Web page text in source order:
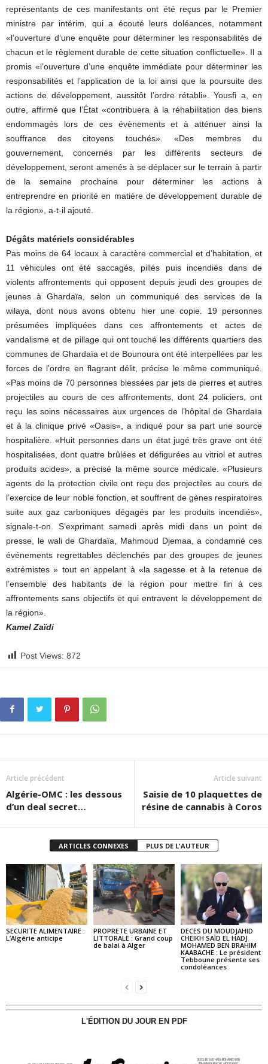
représentants de ces manifestants ont été reçus par le Premier
ministre par intérim, qui a écouté leurs doléances, notamment
«l’ouverture d’une enquête pour déterminer les responsabilités de
chacun et le règlement durable de cette situation conflictuelle». Il a
promis «l’ouverture d’une enquête immédiate pour déterminer les
responsabilités et l’application de la loi ainsi que la poursuite des
actions de développement, aussitôt l’ordre rétabli». Yousfi a, en
outre, affirmé que l’État «contribuera à la réhabilitation des biens
endommagés lors de ces évènements et à atténuer ainsi la
souffrance des citoyens touchés». «Des membres du
gouvernement, concernés par les différents secteurs de
développement, seront amenés à se déplacer sur le terrain à partir
de la semaine prochaine pour déterminer les actions à
entreprendre en priorité en matière de développement durable de
la région», a-t-il ajouté.
Dégâts matériels considérables
Pas moins de 64 locaux à caractère commercial et d’habitation, et
11 véhicules ont été saccagés, pillés puis incendiés dans de
violents affrontements qui opposent depuis jeudi des groupes de
jeunes à Ghardaïa, selon un communiqué des services de la
wilaya, dont nous avons obtenu hier une copie. 19 personnes
présumées impliquées dans ces affrontements et actes de
vandalisme et de pillage qui ont touché les différents quartiers des
communes de Ghardaïa et de Bounoura ont été interpellées par les
forces de l’ordre en flagrant délit, précise le même communiqué.
«Pas moins de 70 personnes blessées par jets de pierres et autres
projectiles au cours de ces affrontements, dont 24 policiers, ont
reçu les soins nécessaires aux urgences de l’hôpital de Ghardaïa
et à la clinique privé «Oasis», a indiqué pour sa part une source
hospitalière. «Huit personnes dans un état jugé très grave ont été
hospitalisées, dont quatre brûlées et défigurées au vitriol et autres
produits acides», a précisé la même source médicale. «Plusieurs
agents de la protection civile ont reçu des projectiles au cours de
l’exercice de leur noble fonction, et souffrent de gènes respiratoires
suite aux gaz carboniques dégagés par les produits incendiés»,
signale-t-on. S’exprimant samedi après midi dans un point de
presse, le wali de Ghardaïa, Mahmoud Djemaa, a condamné ces
événements regrettables déclenchés par des groupes de jeunes
extrémistes » tout en appelant à «la sagesse et à la retenue de
l’ensemble des habitants de la région pour mettre fin à ces
affrontements sans objectifs et qui entravent le développement de
la région».
Kamel Zaïdi
Post Views: 872
Article précédent
Algérie-OMC : les dessous
d’un deal secret…
Article suivant
Saisie de 10 plaquettes de
résine de cannabis à Coros
ARTICLES CONNEXES PLUS DE L'AUTEUR
SECURITE ALIMENTAIRE :
L’Algérie anticipe
PROPRETE URBAINE ET
LITTORALE : Grand coup
de balai à Alger
DECES DU MOUDJAHID
CHEIKH SAÏD EL HADJ
MOHAMED BEN BRAHIM
KAABACHE : Le président
Tebboune présente ses
condoléances
L'ÉDITION DU JOUR EN PDF